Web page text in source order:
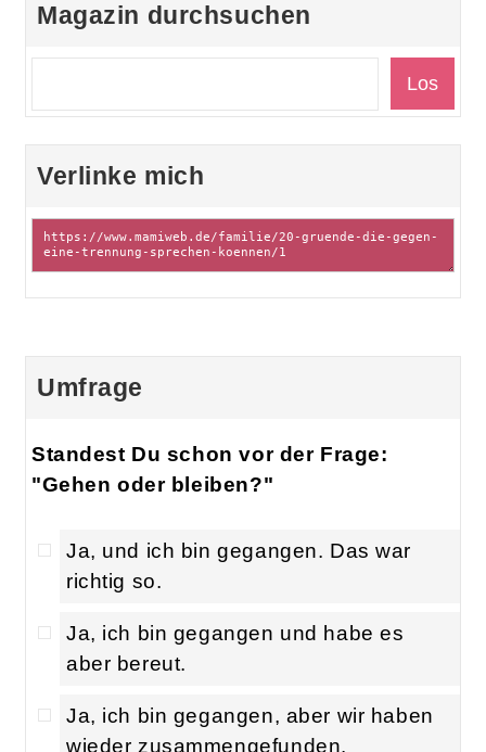
Magazin durchsuchen
Verlinke mich
Umfrage
Standest Du schon vor der Frage:
"Gehen oder bleiben?"
Ja, und ich bin gegangen. Das war
richtig so.
Ja, ich bin gegangen und habe es
aber bereut.
Ja, ich bin gegangen, aber wir haben
wieder zusammengefunden.